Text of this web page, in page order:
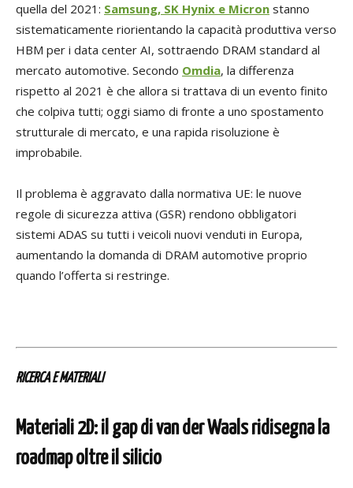
quella del 2021: Samsung, SK Hynix e Micron stanno
sistematicamente riorientando la capacità produttiva verso
HBM per i data center AI, sottraendo DRAM standard al
mercato automotive. Secondo Omdia, la differenza
rispetto al 2021 è che allora si trattava di un evento finito
che colpiva tutti; oggi siamo di fronte a uno spostamento
strutturale di mercato, e una rapida risoluzione è
improbabile.
Il problema è aggravato dalla normativa UE: le nuove
regole di sicurezza attiva (GSR) rendono obbligatori
sistemi ADAS su tutti i veicoli nuovi venduti in Europa,
aumentando la domanda di DRAM automotive proprio
quando l’offerta si restringe.
RICERCA E MATERIALI
Materiali 2D: il gap di van der Waals ridisegna la
roadmap oltre il silicio